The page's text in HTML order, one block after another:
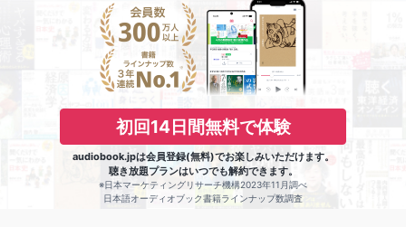
初回14日間無料で体験
audiobook.jpは会員登録(無料)でお楽しみいただけます。
聴き放題プランはいつでも解約できます。
※日本マーケティングリサーチ機構2023年11月調べ
日本語オーディオブック書籍ラインナップ数調査